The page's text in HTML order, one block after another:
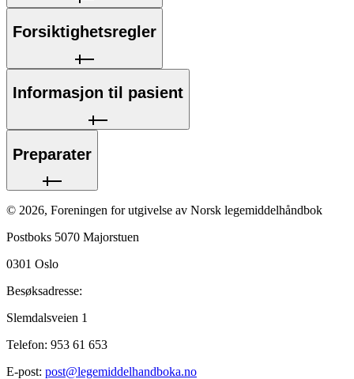
Forsiktighetsregler
Informasjon til pasient
Preparater
© 2026, Foreningen for utgivelse av Norsk legemiddelhåndbok
Postboks 5070 Majorstuen
0301 Oslo
Besøksadresse:
Slemdalsveien 1
Telefon: 953 61 653
E-post: post@legemiddelhandboka.no